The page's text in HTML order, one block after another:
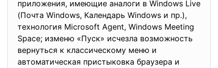
приложения, имеющие аналоги в Windows Live
(Почта Windows, Календарь Windows и пр.),
технология Microsoft Agent, Windows Meeting
Space; изменю «Пуск» исчезла возможность
вернуться к классическому меню и
автоматическая пристыковка браузера и